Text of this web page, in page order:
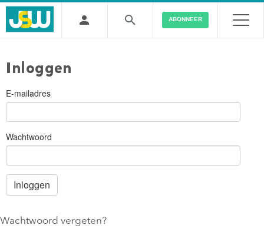
ABONNEER
Inloggen
E-mailadres
Wachtwoord
Wachtwoord vergeten?